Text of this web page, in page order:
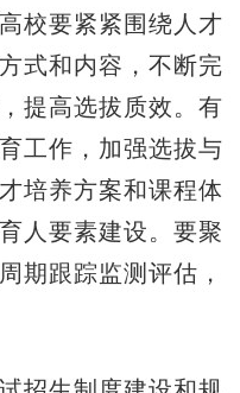
校要紧紧围绕人才
式和内容，不断完
提高选拔质效。有
工作，加强选拔与
培养方案和课程体
人要素建设。要聚
期跟踪监测评估，